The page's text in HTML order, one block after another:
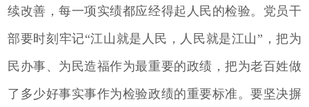
续改善，每一项实绩都应经得起人民的检验。党员干
部要时刻牢记“江山就是人民，人民就是江山”，把为
民办事、为民造福作为最重要的政绩，把为老百姓做
了多少好事实事作为检验政绩的重要标准。要坚决摒